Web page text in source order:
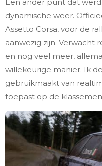
Een ander punt dat
dynamische weer.
Assetto Corsa, voor de
aanwezig zijn. Verwacht
en nog veel meer,
willekeurige manier. Ik
gebruikmaakt van
toepast op de